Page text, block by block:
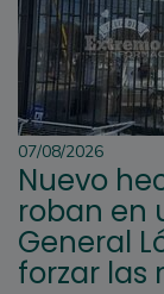
07/08/2026
Nuevo
roban en
General
forzar las